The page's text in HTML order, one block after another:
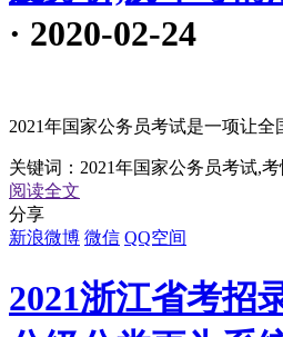
· 2020-02-24
2021年国家公务员考试是一项让全
关键词： 2021年国家公务员考试,
阅读全文
分享
新浪微博 微信 QQ空间
2021浙江省考招